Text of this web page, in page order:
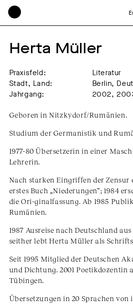
Herta Müller
Praxisfeld:
Literatur
Stadt, Land:
Berlin,
Jahrgang:
2002,
Geboren in Nitzkydorf/Rumänien.
Studium der Germanistik und
1977-80 Übersetzerin in einer
Lehrerin.
Nach starken Eingriffen der Zensur
erstes Buch „Niederungen“; 1984
die Ori-ginalfassung. Ab 1985
Rumänien.
1987 Ausreise nach Deutschland
seither lebt Herta Müller als
Seit 1995 Mitglied der Deutschen
und Dichtung. 2001 Poetikdozentin
Tübingen.
Übersetzungen in 20 Sprachen von